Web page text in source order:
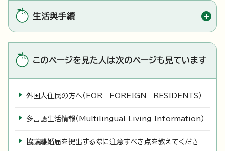
生活與手續
このページを見た人は次のページも見ています
外国人住民の方へ（FOR FOREIGN RESIDENTS）
多言語生活情報（Multilingual Living Information）
協議離婚届を提出する際に注意すべき点を教えてくださ